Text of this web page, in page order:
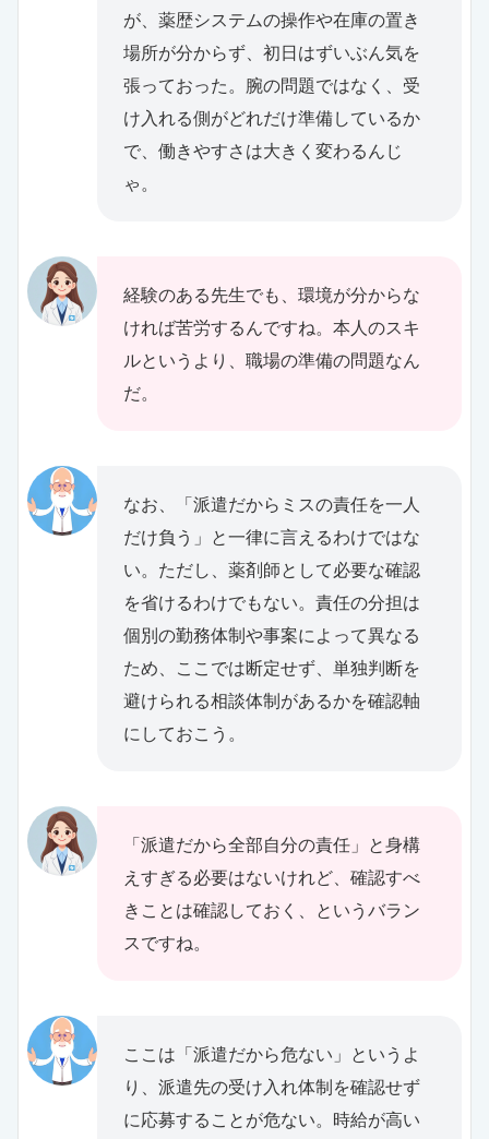
が、薬歴システムの操作や在庫の置き
場所が分からず、初日はずいぶん気を
張っておった。腕の問題ではなく、受
け入れる側がどれだけ準備しているか
で、働きやすさは大きく変わるんじ
ゃ。
経験のある先生でも、環境が分からな
ければ苦労するんですね。本人のスキ
ルというより、職場の準備の問題なん
だ。
なお、「派遣だからミスの責任を一人
だけ負う」と一律に言えるわけではな
い。ただし、薬剤師として必要な確認
を省けるわけでもない。責任の分担は
個別の勤務体制や事案によって異なる
ため、ここでは断定せず、単独判断を
避けられる相談体制があるかを確認軸
にしておこう。
「派遣だから全部自分の責任」と身構
えすぎる必要はないけれど、確認すべ
きことは確認しておく、というバラン
スですね。
ここは「派遣だから危ない」というよ
り、派遣先の受け入れ体制を確認せず
に応募することが危ない。時給が高い